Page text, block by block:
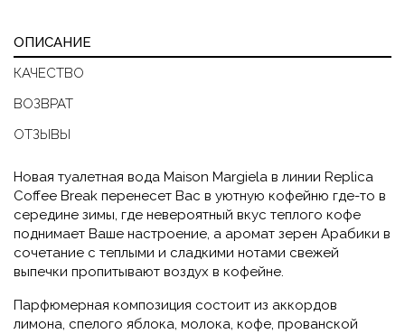
ОПИСАНИЕ
КАЧЕСТВО
ВОЗВРАТ
ОТЗЫВЫ
Новая туалетная вода Maison Margiela в линии Replica
Coffee Break перенесет Вас в уютную кофейню где-то в
середине зимы, где невероятный вкус теплого кофе
поднимает Ваше настроение, а аромат зерен Арабики в
сочетание с теплыми и сладкими нотами свежей
выпечки пропитывают воздух в кофейне.
Парфюмерная композиция состоит из аккордов
лимона, спелого яблока, молока, кофе, прованской